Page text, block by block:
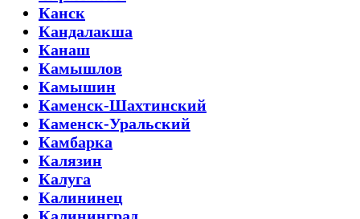
Канск
Кандалакша
Канаш
Камышлов
Камышин
Каменск-Шахтинский
Каменск-Уральский
Камбарка
Калязин
Калуга
Калининец